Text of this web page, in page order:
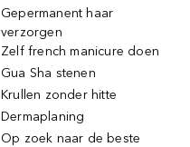
Gepermanent haar
verzorgen
Zelf french manicure doen
Gua Sha stenen
Krullen zonder hitte
Dermaplaning
Op zoek naar de beste